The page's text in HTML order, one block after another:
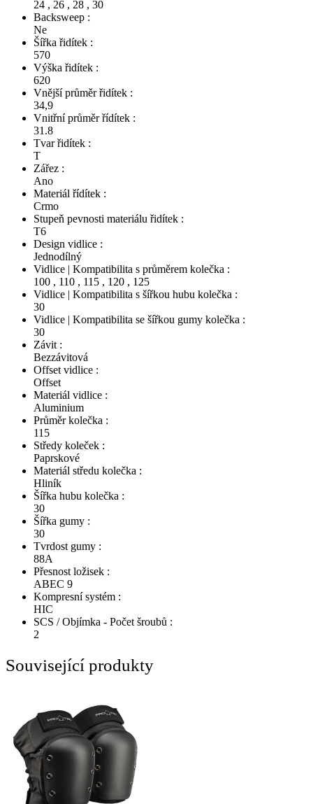
24 , 26 , 28 , 30
Backsweep :
Ne
Šířka řidítek :
570
Výška řidítek :
620
Vnější průměr řidítek :
34,9
Vnitřní průměr řídítek :
31.8
Tvar řidítek :
T
Zářez :
Ano
Materiál řídítek :
Crmo
Stupeň pevnosti materiálu řidítek :
T6
Design vidlice :
Jednodílný
Vidlice | Kompatibilita s průměrem kolečka :
100 , 110 , 115 , 120 , 125
Vidlice | Kompatibilita s šířkou hubu kolečka :
30
Vidlice | Kompatibilita se šířkou gumy kolečka :
30
Závit :
Bezzávitová
Offset vidlice :
Offset
Materiál vidlice :
Aluminium
Průměr kolečka :
115
Středy koleček :
Paprskové
Materiál středu kolečka :
Hliník
Šířka hubu kolečka :
30
Šířka gumy :
30
Tvrdost gumy :
88A
Přesnost ložisek :
ABEC 9
Kompresní systém :
HIC
SCS / Objímka - Počet šroubů :
2
Související produkty